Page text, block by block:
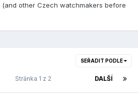
other Czech watchmakers before
SEŘADIT PODLE
DALŠÍ
Stránka 1 z 2